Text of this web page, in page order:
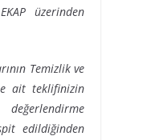
üzerinden
Temizlik ve
ait teklifinizin
edildiğinden